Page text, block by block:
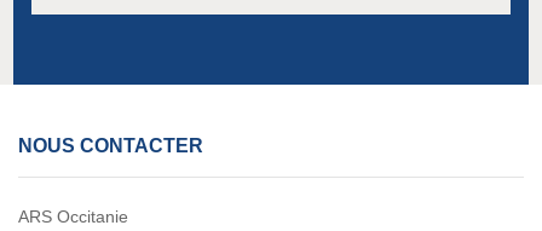
NOUS CONTACTER
ARS Occitanie